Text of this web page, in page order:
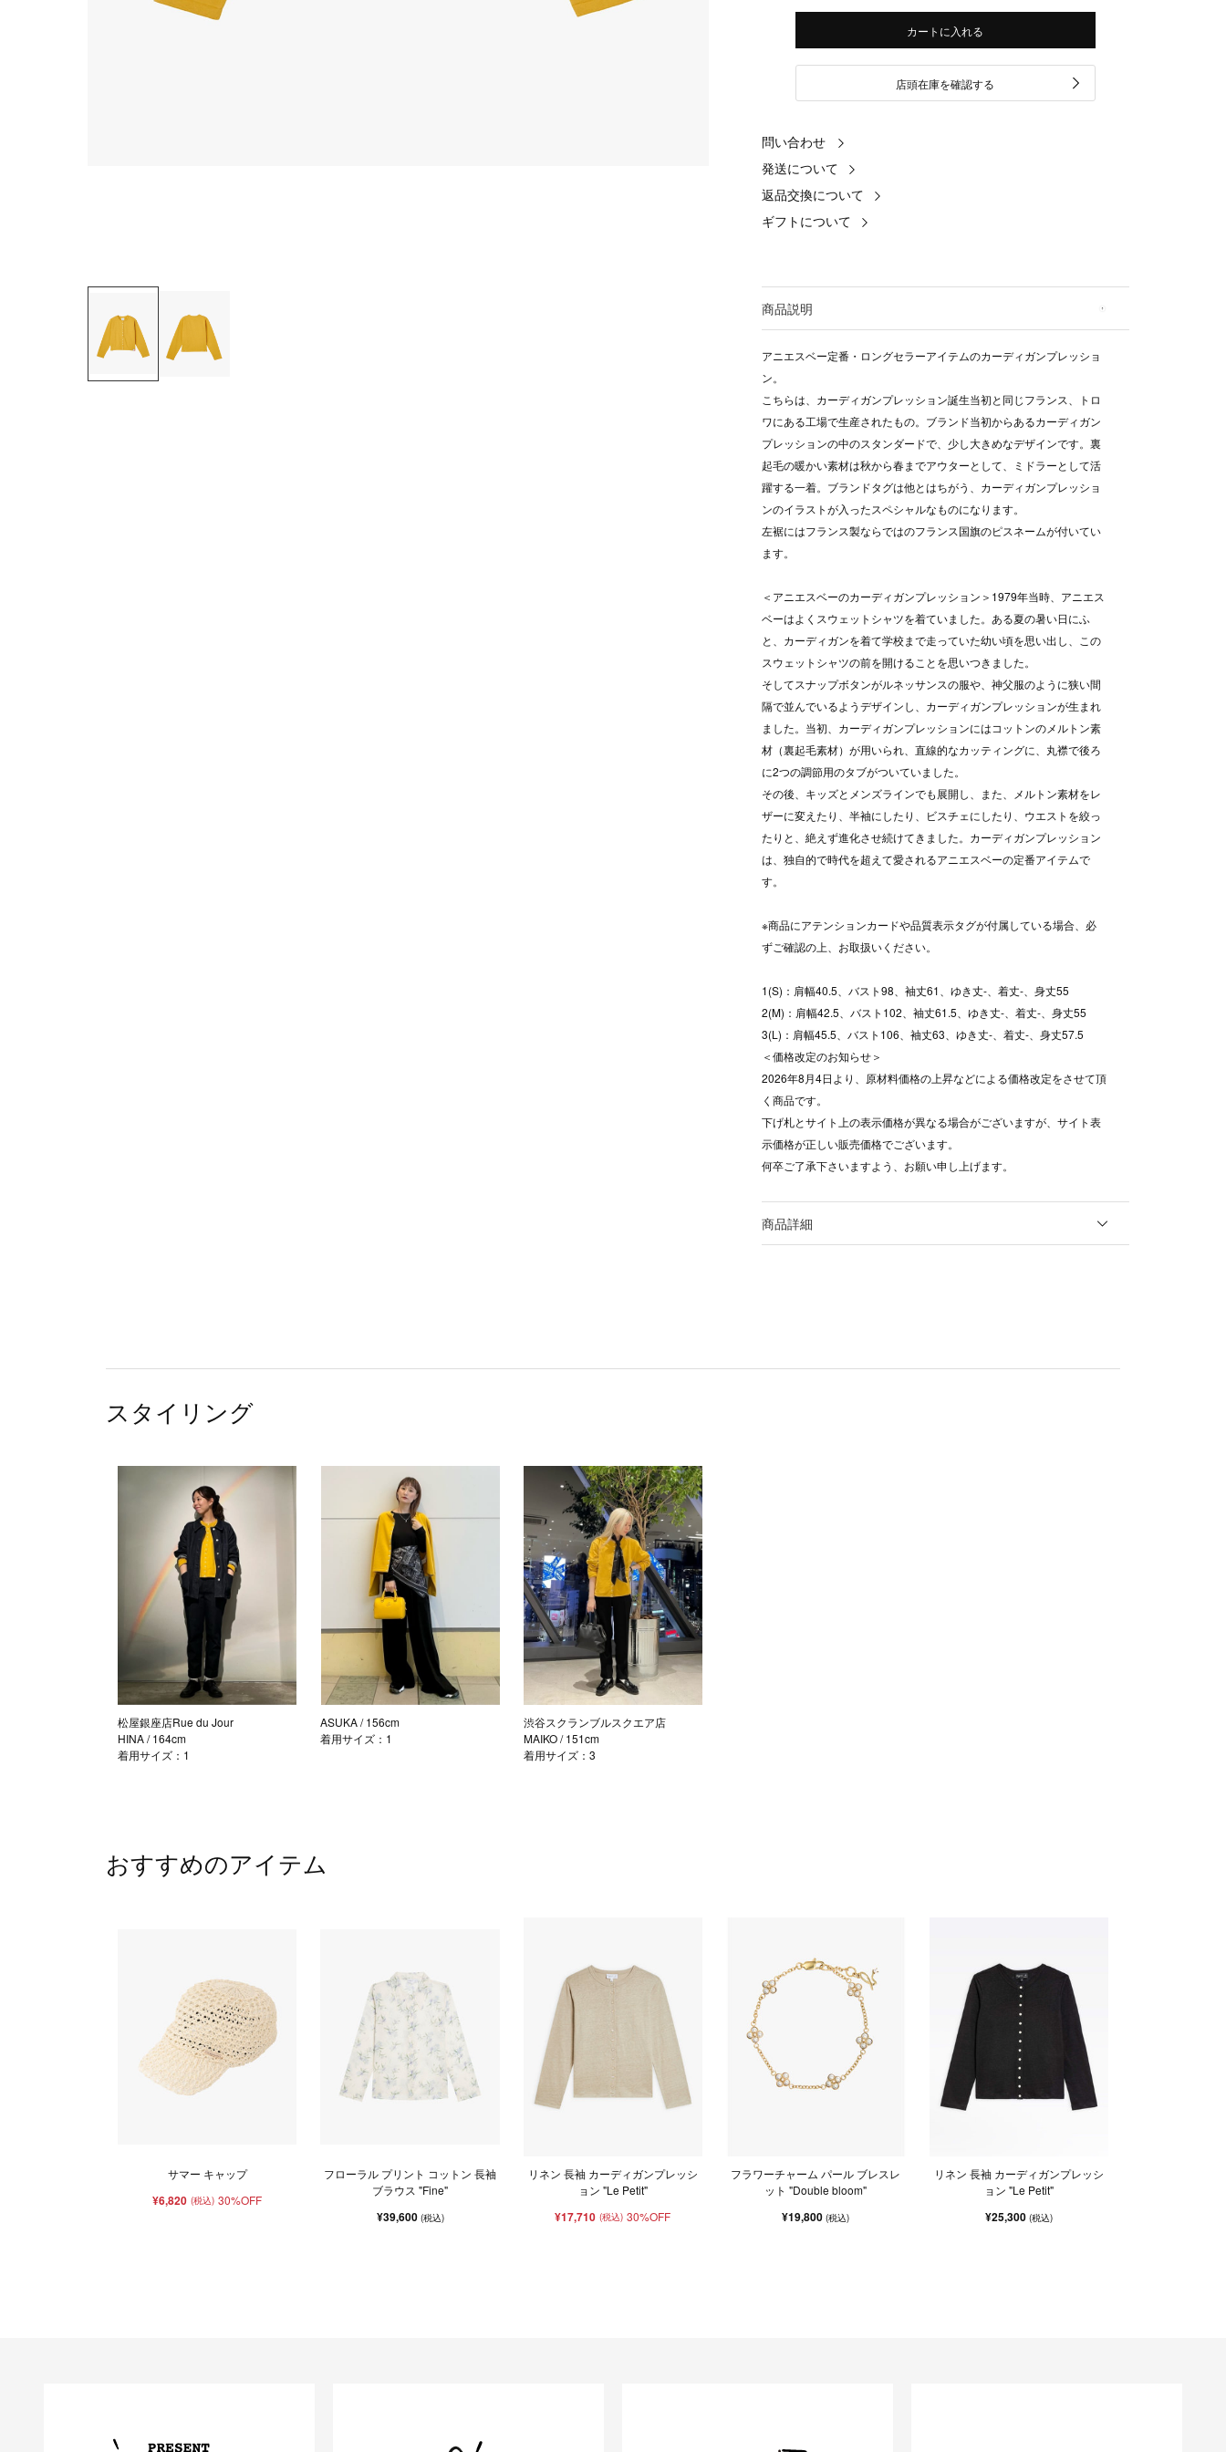
カートに入れる
店頭在庫を確認する
問い合わせ
発送について
返品交換について
ギフトについて
商品説明
アニエスベー定番・ロングセラーアイテムのカーディガンプレッショ
ン。
こちらは、カーディガンプレッション誕生当初と同じフランス、トロ
ワにある工場で生産されたもの。ブランド当初からあるカーディガン
プレッションの中のスタンダードで、少し大きめなデザインです。裏
起毛の暖かい素材は秋から春までアウターとして、ミドラーとして活
躍する一着。ブランドタグは他とはちがう、カーディガンプレッショ
ンのイラストが入ったスペシャルなものになります。
左裾にはフランス製ならではのフランス国旗のピスネームが付いてい
ます。
＜アニエスベーのカーディガンプレッション＞1979年当時、アニエス
ベーはよくスウェットシャツを着ていました。ある夏の暑い日にふ
と、カーディガンを着て学校まで走っていた幼い頃を思い出し、この
スウェットシャツの前を開けることを思いつきました。
そしてスナップボタンがルネッサンスの服や、神父服のように狭い間
隔で並んでいるようデザインし、カーディガンプレッションが生まれ
ました。当初、カーディガンプレッションにはコットンのメルトン素
材（裏起毛素材）が用いられ、直線的なカッティングに、丸襟で後ろ
に2つの調節用のタブがついていました。
その後、キッズとメンズラインでも展開し、また、メルトン素材をレ
ザーに変えたり、半袖にしたり、ビスチェにしたり、ウエストを絞っ
たりと、絶えず進化させ続けてきました。カーディガンプレッション
は、独自的で時代を超えて愛されるアニエスベーの定番アイテムで
す。
※商品にアテンションカードや品質表示タグが付属している場合、必
ずご確認の上、お取扱いください。
1(S)：肩幅40.5、バスト98、袖丈61、ゆき丈-、着丈-、身丈55
2(M)：肩幅42.5、バスト102、袖丈61.5、ゆき丈-、着丈-、身丈55
3(L)：肩幅45.5、バスト106、袖丈63、ゆき丈-、着丈-、身丈57.5
＜価格改定のお知らせ＞
2026年8月4日より、原材料価格の上昇などによる価格改定をさせて頂
く商品です。
下げ札とサイト上の表示価格が異なる場合がございますが、サイト表
示価格が正しい販売価格でございます。
何卒ご了承下さいますよう、お願い申し上げます。
商品詳細
スタイリング
松屋銀座店Rue du Jour
HINA/ 164cm
着用サイズ：1
ASUKA/ 156cm
着用サイズ：1
渋谷スクランブルスクエア店
MAIKO/ 151cm
着用サイズ：3
おすすめのアイテム
サマー キャップ
¥6,820 (税込) 30%OFF
フローラル プリント コットン 長袖
ブラウス "Fine"
¥39,600 (税込)
リネン 長袖 カーディガンプレッシ
ョン "Le Petit"
¥17,710 (税込) 30%OFF
フラワーチャーム パール ブレスレ
ット "Double bloom"
¥19,800(税込)
リネン 長袖 カーディガンプレッシ
ョン "Le Petit"
¥25,300 (税込)